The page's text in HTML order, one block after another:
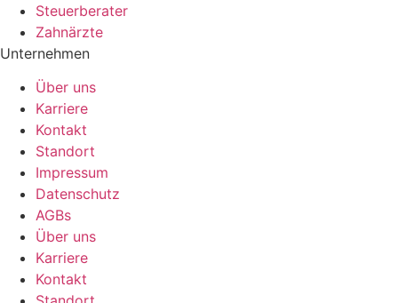
Steuerberater
Zahnärzte
Unternehmen
Über uns
Karriere
Kontakt
Standort
Impressum
Datenschutz
AGBs
Über uns
Karriere
Kontakt